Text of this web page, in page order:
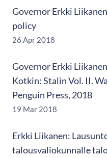
Governor Erkki
policy
26 Apr 2018
Governor Erkki
Kotkin: Stalin Vol. II.
Penguin Press, 2018
19 Mar 2018
Erkki Liikanen:
talousvaliokunnalle